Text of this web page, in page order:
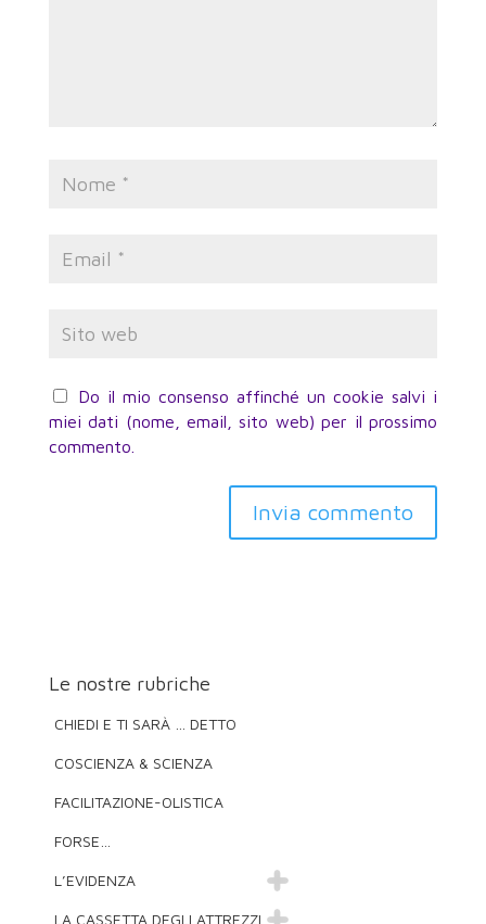
Do il mio consenso affinché un cookie salvi i
miei dati (nome, email, sito web) per il prossimo
commento.
Invia commento
Le nostre rubriche
CHIEDI E TI SARÀ … DETTO
COSCIENZA & SCIENZA
FACILITAZIONE-OLISTICA
FORSE…
L’EVIDENZA
LA CASSETTA DEGLI ATTREZZI